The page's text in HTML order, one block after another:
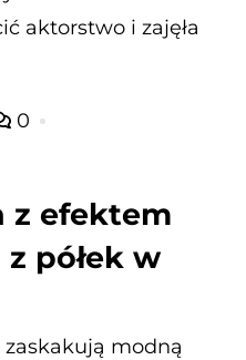
aktorstwo i zajęła
0
z efektem
półek w
zaskakują modną